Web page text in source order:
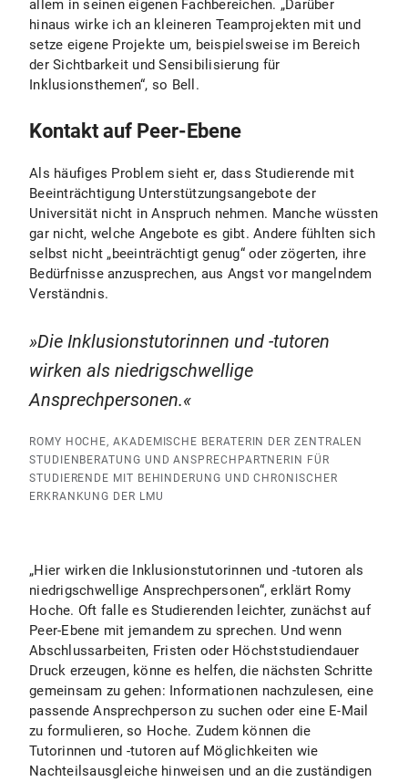
allem in seinen eigenen Fachbereichen. „Darüber
hinaus wirke ich an kleineren Teamprojekten mit und
setze eigene Projekte um, beispielsweise im Bereich
der Sichtbarkeit und Sensibilisierung für
Inklusionsthemen“, so Bell.
Kontakt auf Peer-Ebene
Als häufiges Problem sieht er, dass Studierende mit
Beeinträchtigung Unterstützungsangebote der
Universität nicht in Anspruch nehmen. Manche wüssten
gar nicht, welche Angebote es gibt. Andere fühlten sich
selbst nicht „beeinträchtigt genug“ oder zögerten, ihre
Bedürfnisse anzusprechen, aus Angst vor mangelndem
Verständnis.
Die Inklusionstutorinnen und -tutoren
wirken als niedrigschwellige
Ansprechpersonen.
ROMY HOCHE, AKADEMISCHE BERATERIN DER ZENTRALEN
STUDIENBERATUNG UND ANSPRECHPARTNERIN FÜR
STUDIERENDE MIT BEHINDERUNG UND CHRONISCHER
ERKRANKUNG DER LMU
„Hier wirken die Inklusionstutorinnen und -tutoren als
niedrigschwellige Ansprechpersonen“, erklärt Romy
Hoche. Oft falle es Studierenden leichter, zunächst auf
Peer-Ebene mit jemandem zu sprechen. Und wenn
Abschlussarbeiten, Fristen oder Höchststudiendauer
Druck erzeugen, könne es helfen, die nächsten Schritte
gemeinsam zu gehen: Informationen nachzulesen, eine
passende Ansprechperson zu suchen oder eine E-Mail
zu formulieren, so Hoche. Zudem können die
Tutorinnen und -tutoren auf Möglichkeiten wie
Nachteilsausgleiche hinweisen und an die zuständigen